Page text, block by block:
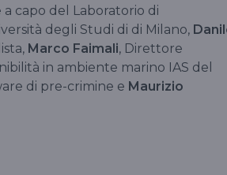
a capo del Laboratorio di
degli Studi di di Milano,
Marco Faimali, Direttore
in ambiente marino IAS del
di pre-crimine e Maurizio